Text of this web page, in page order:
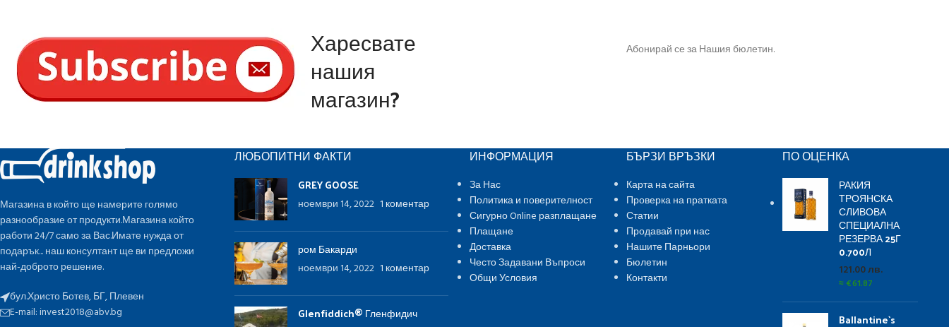
Харесвате
нашия
магазин?
Абонирай се за Нашия бюлетин.
Магазина в който ще намерите голямо
разнообразие от продукти.Магазина който
работи 24/7 само за Вас.Имате нужда от
подарък... наш консултант ще ви предложи
най-доброто решение.
бул.Христо Ботев, БГ, Плевен
E-mail:invest2018@abv.bg
ЛЮБОПИТНИ ФАКТИ
GREY GOOSE
ноември 14, 2022 1 коментар
ром Бакарди
ноември 14, 2022 1 коментар
Glenfiddich® Гленфидич
ИНФОРМАЦИЯ
За Нас
Политика и поверителност
Сигурно Online разплащане
Плащане
Доставка
Често Задавани Въпроси
Общи Условия
БЪРЗИ ВРЪЗКИ
Карта на сайта
Проверка на пратката
Статии
Продавай при нас
Нашите Парньори
Бюлетин
Контакти
ПО ОЦЕНКА
РАКИЯ
ТРОЯНСКА
СЛИВОВА
СПЕЦИАЛНА
РЕЗЕРВА 25Г
0.700Л
121.00лв.
≈€61.87
Ballantine`s